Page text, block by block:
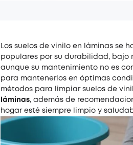
Los suelos de vinilo en láminas se
populares por su durabilidad, bajo
aunque su mantenimiento no es
para mantenerlos en óptimas
métodos para limpiar suelos de
láminas, además de
hogar esté siempre limpio y